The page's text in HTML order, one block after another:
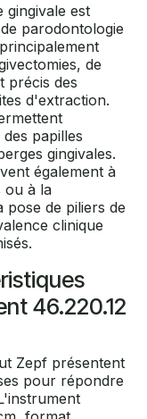
gingivale est
parodontologie
de
précis des
d'extraction.
papilles
gingivales.
également à
ou à la
de piliers de
clinique
46.220.12
Zepf présentent
pour répondre